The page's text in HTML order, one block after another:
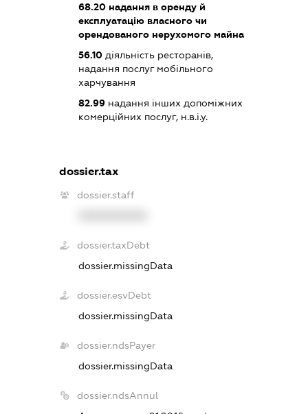
68.20 надання в оренду й
експлуатацію власного чи
орендованого нерухомого майна
56.10 діяльність ресторанів,
надання послуг мобільного
харчування
82.99 надання інших допоміжних
комерційних послуг, н.в.і.у.
dossier.tax
dossier.staff
dossier.taxDebt
dossier.missingData
dossier.esvDebt
dossier.missingData
dossier.ndsPayer
dossier.missingData
dossier.ndsAnnul